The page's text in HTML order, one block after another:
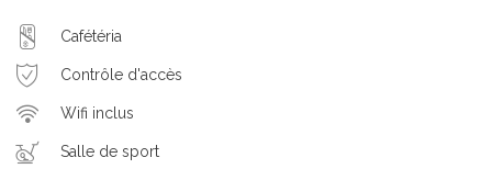
Cafétéria
Contrôle d'accès
Wifi inclus
Salle de sport